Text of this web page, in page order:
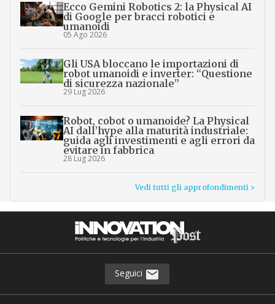
Ecco Gemini Robotics 2: la Physical AI
di Google per bracci robotici e
umanoidi
05 Ago 2026
Gli USA bloccano le importazioni di
robot umanoidi e inverter: “Questione
di sicurezza nazionale”
29 Lug 2026
Robot, cobot o umanoide? La Physical
AI dall’hype alla maturità industriale:
guida agli investimenti e agli errori da
evitare in fabbrica
28 Lug 2026
Vedi tutti gli approfondimenti >
Seguici